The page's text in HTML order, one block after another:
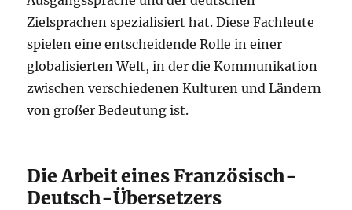
Zielsprachen spezialisiert hat. Diese Fachleute
spielen eine entscheidende Rolle in einer
globalisierten Welt, in der die Kommunikation
zwischen verschiedenen Kulturen und Ländern
von großer Bedeutung ist.
Die Arbeit eines Französisch-
Deutsch-Übersetzers